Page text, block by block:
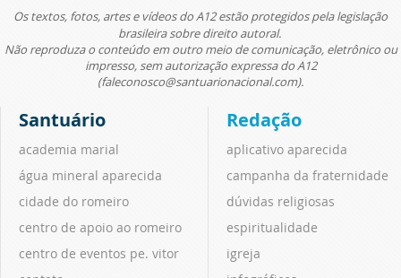
Os textos, fotos, artes e vídeos do A12 estão protegidos pela legislação
brasileira sobre direito autoral.
Não reproduza o conteúdo em outro meio de comunicação, eletrônico ou
impresso, sem autorização expressa do A12
(faleconosco@santuarionacional.com).
Santuário
academia marial
água mineral aparecida
cidade do romeiro
centro de apoio ao romeiro
centro de eventos pe. vitor
Redação
aplicativo aparecida
campanha da fraternidade
dúvidas religiosas
espiritualidade
igreja